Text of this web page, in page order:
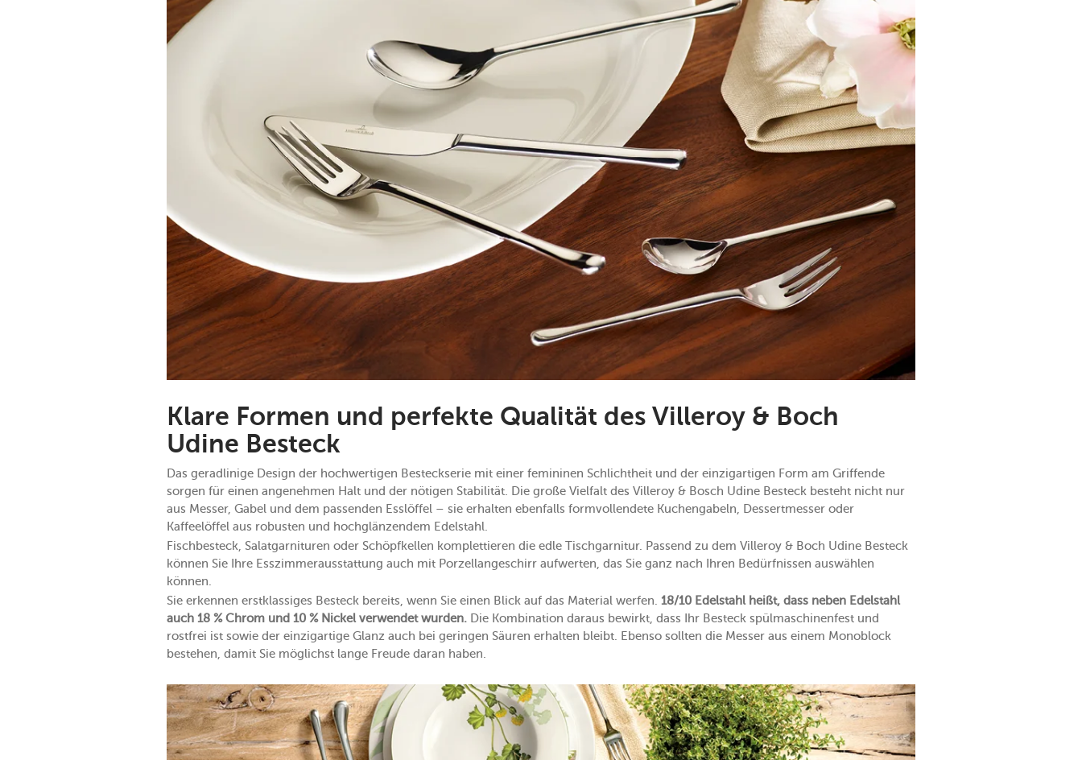
Klare Formen und perfekte Qualität des Villeroy & Boch
Udine Besteck
Das geradlinige Design der hochwertigen Besteckserie mit einer femininen Schlichtheit und der einzigartigen Form am Griffende
sorgen für einen angenehmen Halt und der nötigen Stabilität. Die große Vielfalt des Villeroy & Bosch Udine Besteck besteht nicht nur
aus Messer, Gabel und dem passenden Esslöffel – sie erhalten ebenfalls formvollendete Kuchengabeln, Dessertmesser oder
Kaffeelöffel aus robusten und hochglänzendem Edelstahl.
Fischbesteck, Salatgarnituren oder Schöpfkellen komplettieren die edle Tischgarnitur. Passend zu dem Villeroy & Boch Udine Besteck
können Sie Ihre Esszimmerausstattung auch mit Porzellangeschirr aufwerten, das Sie ganz nach Ihren Bedürfnissen auswählen
können.
Sie erkennen erstklassiges Besteck bereits, wenn Sie einen Blick auf das Material werfen. 18/10 Edelstahl heißt, dass neben Edelstahl
auch 18 % Chrom und 10 % Nickel verwendet wurden. Die Kombination daraus bewirkt, dass Ihr Besteck spülmaschinenfest und
rostfrei ist sowie der einzigartige Glanz auch bei geringen Säuren erhalten bleibt. Ebenso sollten die Messer aus einem Monoblock
bestehen, damit Sie möglichst lange Freude daran haben.